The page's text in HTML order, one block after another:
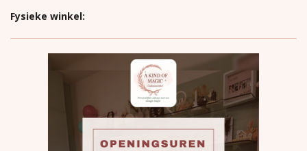
Fysieke winkel: